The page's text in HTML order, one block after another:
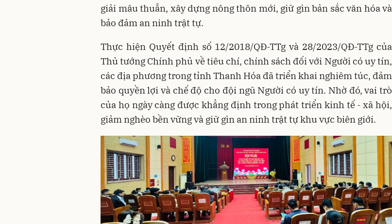
giải mâu thuẫn, xây dựng nông thôn mới, giữ gìn bản sắc văn hóa và
bảo đảm an ninh trật tự.
Thực hiện Quyết định số 12/2018/QĐ-TTg và 28/2023/QĐ-TTg của
Thủ tướng Chính phủ về tiêu chí, chính sách đối với Người có uy tín,
các địa phương trong tỉnh Thanh Hóa đã triển khai nghiêm túc, đảm
bảo quyền lợi và chế độ cho đội ngũ Người có uy tín. Nhờ đó, vai trò
của họ ngày càng được khẳng định trong phát triển kinh tế - xã hội,
giảm nghèo bền vững và giữ gìn an ninh trật tự khu vực biên giới.